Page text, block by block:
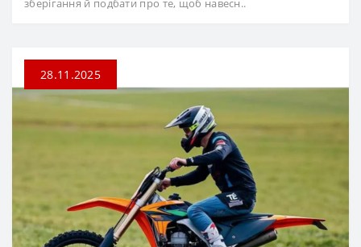
зберігання й подбати про те, щоб навесн..
28.11.2025